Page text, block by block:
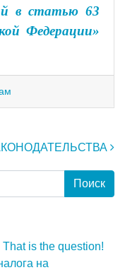
в статью 63
Федерации»
is the question!
на